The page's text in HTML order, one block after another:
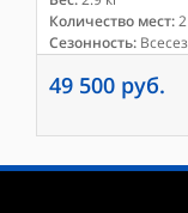
Количество мест:2
Сезонность:
49 500 руб.